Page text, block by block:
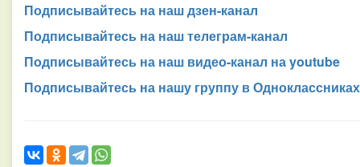
Подписывайтесь на наш дзен-канал
Подписывайтесь на наш телеграм-канал
Подписывайтесь на наш видео-канал на youtube
Подписывайтесь на нашу группу в Одноклассниках